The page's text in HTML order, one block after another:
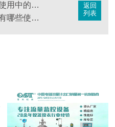
返回
列表
分体式电磁流量计使用中的注意事项
超声波明渠流量计有哪些使用注意事项